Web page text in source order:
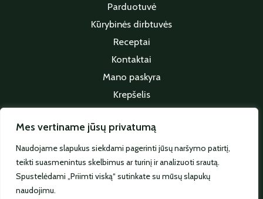
Mes vertiname jūsų privatumą
Naudojame slapukus siekdami pagerinti jūsų naršymo patirtį,
teikti suasmenintus skelbimus ar turinį ir analizuoti srautą.
Spustelėdami „Priimti viską“ sutinkate su mūsų slapukų
naudojimu.
Parduotuvė
Kūrybinės dirbtuvės
Receptai
Kontaktai
Mano paskyra
Krepšelis
Sekite mus